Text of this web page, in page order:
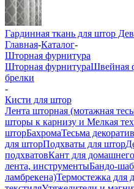
Гардинная ткань для штор
Главная-Каталог-
Шторная фурнитура
Шторная фурнитураШвейная
брелки
-
Кисти для штор
Лента шторная (мотажная
шторы к карнизу и Мелкая
шторБахромаТесьма
для шторПодхваты для штор
подхватовКант для
лента, инструментыБандо-
ламбрекена)Термостежка для